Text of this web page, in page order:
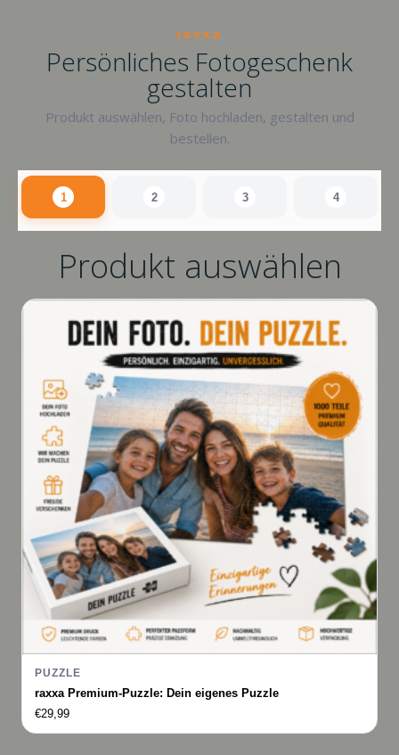
raxxa
Persönliches Fotogeschenk
gestalten
Produkt auswählen, Foto hochladen, gestalten und
bestellen.
1 2 3 4
Produkt auswählen
PUZZLE
raxxa Premium-Puzzle: Dein eigenes Puzzle
€29,99